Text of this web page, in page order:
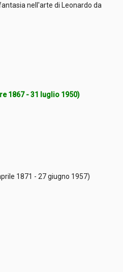
nell'arte di Leonardo da
1867 - 31 luglio 1950)
1871 - 27 giugno 1957)